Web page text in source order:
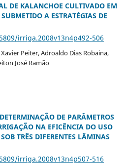
DE KALANCHOE CULTIVADO EM
A ESTRATÉGIAS DE
irriga.2008v13n4p492-506
Peiter, Adroaldo Dias Robaina,
José Ramão
DE PARÂMETROS
NA EFICÊNCIA DO USO
TRÊS DIFERENTES LÂMINAS
irriga.2008v13n4p507-516